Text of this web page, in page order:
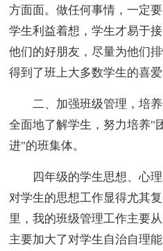
方面面。做任何事情，一定
学生利益着想，学生才易于
他们的好朋友，尽量为他们
得到了班上大多数学生的喜爱
二、加强班级管理，培
全面地了解学生，努力培养"
进"的班集体。
四年级的学生思想、心
对学生的思想工作显得尤其
里，我的班级管理工作主要
主要加大了对学生自治自理